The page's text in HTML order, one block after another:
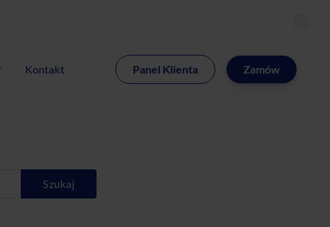
Kontakt Panel Klienta Zamów
Szukaj